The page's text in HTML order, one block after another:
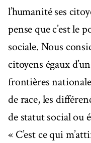
l’humanité ses
pense que c’est le
sociale. Nous
citoyens égaux
frontières
de race, les
de statut social ou
« C’est ce qui